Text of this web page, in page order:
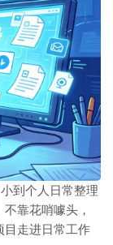
到个人日常整理
靠花哨噱头，
目走进日常工作